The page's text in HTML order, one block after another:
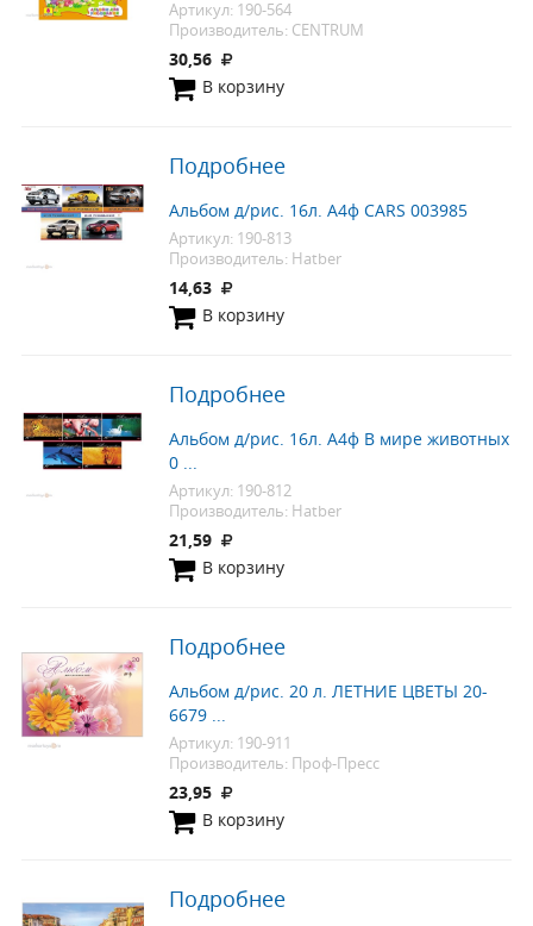
Артикул: 190-564
Производитель: CENTRUM
30,56
В корзину
Подробнее
Альбом д/рис. 16л. А4ф CARS 003985
Артикул: 190-813
Производитель: Hatber
14,63
В корзину
Подробнее
Альбом д/рис. 16л. А4ф В мире животных
0 ...
Артикул: 190-812
Производитель: Hatber
21,59
В корзину
Подробнее
Альбом д/рис. 20 л. ЛЕТНИЕ ЦВЕТЫ 20-
6679 ...
Артикул: 190-911
Производитель: Проф-Пресс
23,95
В корзину
Подробнее